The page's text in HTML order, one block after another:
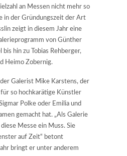
an Messen nicht mehr so
in der Gründungszeit der Art
zeigt in diesem Jahr eine
von Günther
bis hin zu Tobias Rehberger,
Heimo Zobernig.
Galerist Mike Karstens, der
so hochkarätige Künstler
Polke oder Emilia und
gemacht hat. „Als Galerie
Messe ein Muss. Sie
auf Zeit“ betont
bringt er unter anderem